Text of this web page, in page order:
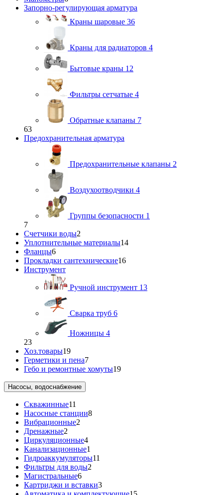
Запорно-регулирующая арматура
Краны шаровые 36
Краны для радиаторов 4
Бытовые краны 12
Фильтры сетчатые 4
Обратные клапаны 7
63
Предохранительная арматура
Предохранительные клапаны 2
Воздухоотводчики 4
Группы безопасности 1
7
Счетчики воды2
Уплотнительные материалы14
Фланцы6
Прокладки сантехнические16
Инструмент
Ручной инструмент 13
Сварка труб 6
Ножницы 4
23
Хоз.товары19
Герметики и пена7
Гебо и ремонтные хомуты19
Насосы, водоснабжение
Скважинные11
Насосные станции8
Вибрационные2
Дренажные2
Циркуляционные4
Канализационные1
Гидроаккумуляторы11
Фильтры для воды2
Магистральные6
Картриджи и вставки3